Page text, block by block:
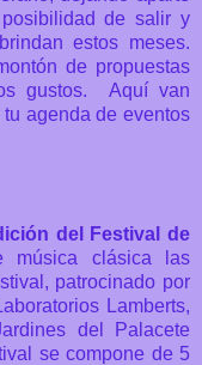
de salir y
estos meses.
de propuestas
gustos. Aquí van
agenda de eventos
del Festival de
música clásica las
patrocinado por
Lamberts,
del Palacete
se compone de 5